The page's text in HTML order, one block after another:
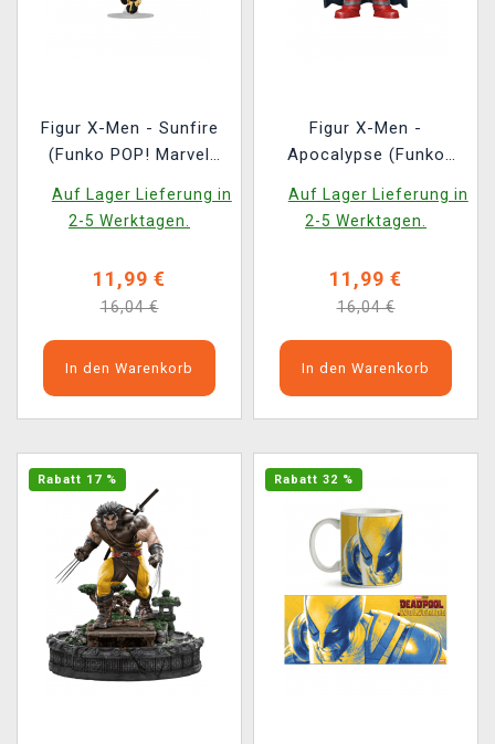
Figur X-Men - Sunfire
(Funko POP! Marvel
Auf Lager Lieferung in
2-5 Werktagen.
11,99 €
16,04 €
In den Warenkorb
Figur X-Men -
Apocalypse (Funko
Auf Lager Lieferung in
2-5 Werktagen.
11,99 €
16,04 €
In den Warenkorb
Rabatt 17 % Rabatt 32 %